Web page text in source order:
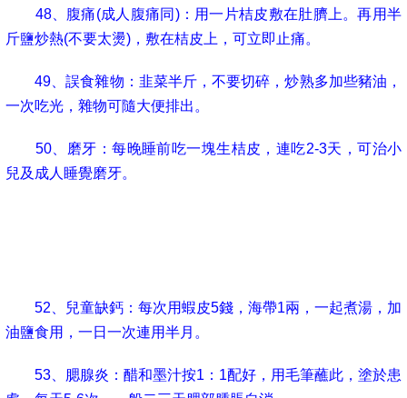
48、腹痛(成人腹痛同 )：用一片桔皮敷在肚臍上。再用半
斤鹽炒熱(不要太燙) ，敷在桔皮上，可立即止痛。
49 、誤食雜物：韭菜半斤，不要切碎，炒熟多加些豬油，
一次吃光，雜物可隨大便排出。
50、磨牙：每晚睡前吃一塊生桔皮，連吃2-3天，可治小
兒及成人睡覺磨牙。
52 、兒童缺鈣：每次用蝦皮5錢，海帶1兩，一起煮湯，加
油鹽食用，一日一次連用半月。
53 、腮腺炎：醋和墨汁按1 ： 1配好，用毛筆蘸此，塗於患